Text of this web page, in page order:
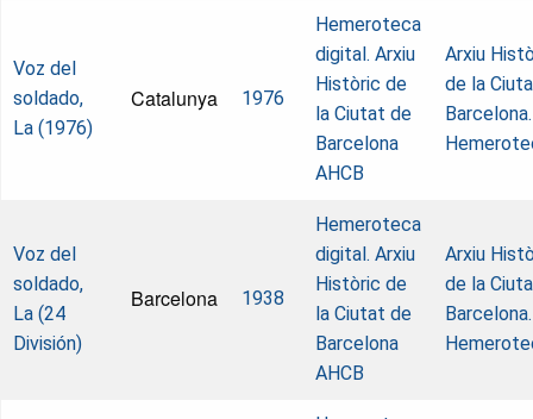
Voz del
soldado,
La (1976)
Catalunya 1976
Hemeroteca
digital. Arxiu
Històric de
la Ciutat de
Barcelona
AHCB
Arxiu
de la
Barcelona.
Voz del
soldado,
La (24
División)
Barcelona 1938
Hemeroteca
digital. Arxiu
Històric de
la Ciutat de
Barcelona
AHCB
Arxiu
de la
Barcelona.